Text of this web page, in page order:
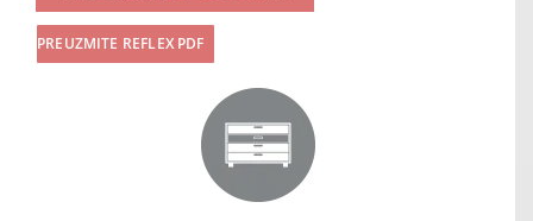
PREUZMITE REFLEX PDF